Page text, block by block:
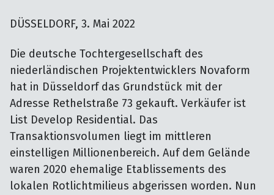
DÜSSELDORF, 3. Mai 2022
Die deutsche Tochtergesellschaft des
niederländischen Projektentwicklers Novaform
hat in Düsseldorf das Grundstück mit der
Adresse Rethelstraße 73 gekauft. Verkäufer ist
List Develop Residential. Das
Transaktionsvolumen liegt im mittleren
einstelligen Millionenbereich. Auf dem Gelände
waren 2020 ehemalige Etablissements des
lokalen Rotlichtmilieus abgerissen worden. Nun